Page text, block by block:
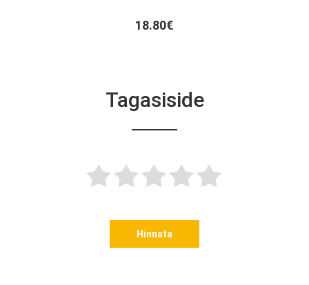
18.80€
Tagasiside
Hinnata